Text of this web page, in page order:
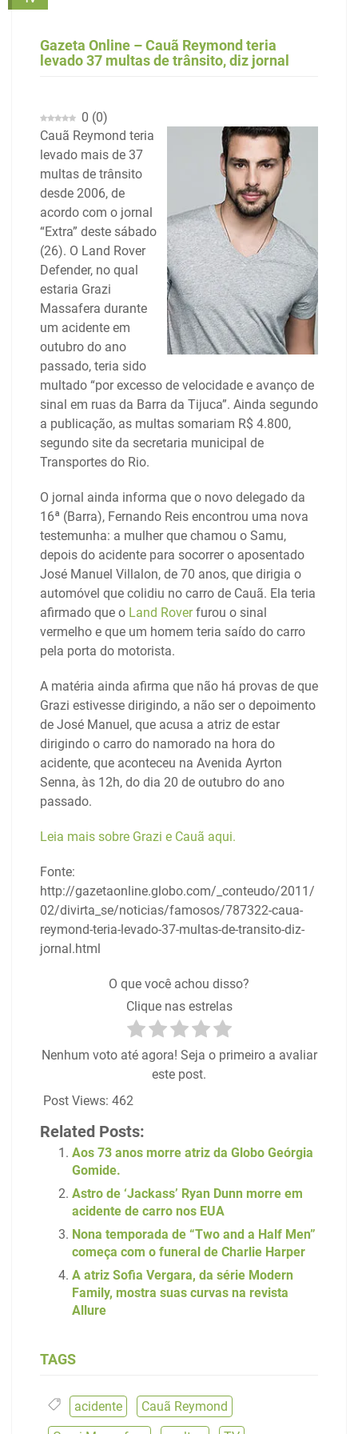
Gazeta Online – Cauã Reymond teria
levado 37 multas de trânsito, diz jornal
0 (0)
Cauã Reymond teria
levado mais de 37
multas de trânsito
desde 2006, de
acordo com o jornal
“Extra” deste sábado
(26). O Land Rover
Defender, no qual
estaria Grazi
Massafera durante
um acidente em
outubro do ano
passado, teria sido
multado “por excesso de velocidade e avanço de
sinal em ruas da Barra da Tijuca”. Ainda segundo
a publicação, as multas somariam R$ 4.800,
segundo site da secretaria municipal de
Transportes do Rio.
O jornal ainda informa que o novo delegado da
16ª (Barra), Fernando Reis encontrou uma nova
testemunha: a mulher que chamou o Samu,
depois do acidente para socorrer o aposentado
José Manuel Villalon, de 70 anos, que dirigia o
automóvel que colidiu no carro de Cauã. Ela teria
afirmado que o Land Roverfurou o sinal
vermelho e que um homem teria saído do carro
pela porta do motorista.
A matéria ainda afirma que não há provas de que
Grazi estivesse dirigindo, a não ser o depoimento
de José Manuel, que acusa a atriz de estar
dirigindo o carro do namorado na hora do
acidente, que aconteceu na Avenida Ayrton
Senna, às 12h, do dia 20 de outubro do ano
passado.
Leia mais sobre Grazi e Cauã aqui.
Fonte:
http://gazetaonline.globo.com/_conteudo/2011/
02/divirta_se/noticias/famosos/787322-caua-
reymond-teria-levado-37-multas-de-transito-diz-
jornal.html
O que você achou disso?
Clique nas estrelas
Nenhum voto até agora! Seja o primeiro a avaliar
este post.
Post Views: 462
Related Posts:
Aos 73 anos morre atriz da Globo Geórgia
Gomide.
Astro de ‘Jackass’ Ryan Dunn morre em
acidente de carro nos EUA
Nona temporada de “Two and a Half Men”
começa com o funeral de Charlie Harper
A atriz Sofia Vergara, da série Modern
Family, mostra suas curvas na revista
Allure
TAGS
acidente Cauã Reymond